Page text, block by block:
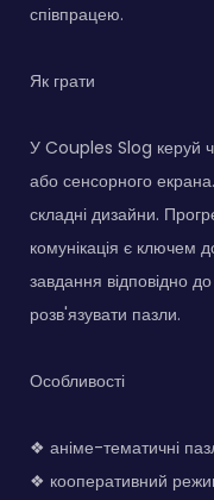
співпрацею.
Як грати
У Couples Slog керуй
або сенсорного
складні дизайни.
комунікація є ключем
завдання відповідно
розв'язувати пазли.
Особливості
❖ аніме-тематичні
❖ кооперативний